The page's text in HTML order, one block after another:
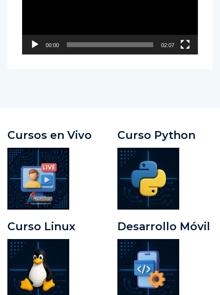
00:00 02:07
Cursos en Vivo Curso Python
Curso Linux Desarrollo Móvil